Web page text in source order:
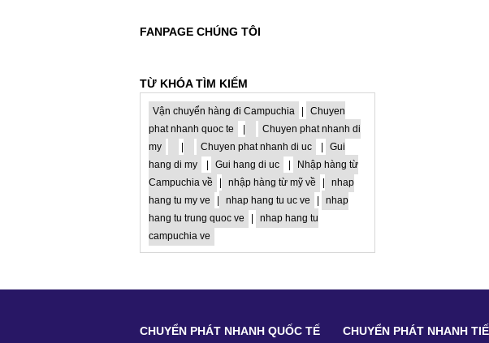
FANPAGE CHÚNG TÔI
TỪ KHÓA TÌM KIẾM
Vận chuyển hàng đi Campuchia |
Chuyen
phat nhanh quoc te
|
Chuyen phat nhanh di
my
| Chuyen phat nhanh di uc |
Gui
hang di my
| Gui hang di uc |
Nhập hàng từ
Campuchia về
| nhập hàng từ mỹ về |
nhap
hang tu my ve
| nhap hang tu uc ve |
nhap
hang tu trung quoc ve
|
nhap hang tu
campuchia ve
CHUYỂN PHÁT NHANH QUỐC TẾ
CHUYỂN PHÁT NHANH